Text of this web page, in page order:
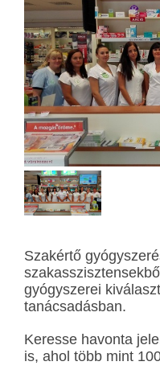
Szakértő
gyógyszerei
tanácsadásban.
Keresse havonta
is, ahol több mint